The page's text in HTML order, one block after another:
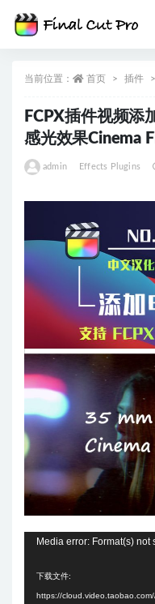
当前位置： 首页 插件
FCPX插件视频添
感光效果Cinema
admin Effects Plugins
Media error: Format(s)
下载文件:
https://